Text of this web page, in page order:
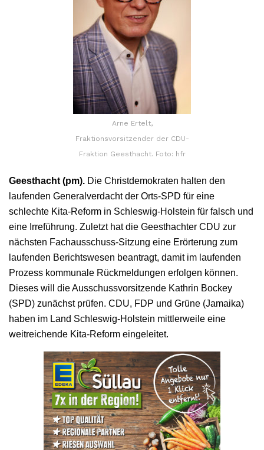
Arne Ertelt,
Fraktionsvorsitzender der CDU-
Fraktion Geesthacht. Foto: hfr
Geesthacht (pm). Die Christdemokraten halten den
laufenden Generalverdacht der Orts-SPD für eine
schlechte Kita-Reform in Schleswig-Holstein für falsch und
eine Irreführung. Zuletzt hat die Geesthachter CDU zur
nächsten Fachausschuss-Sitzung eine Erörterung zum
laufenden Berichtswesen beantragt, damit im laufenden
Prozess kommunale Rückmeldungen erfolgen können.
Dieses will die Ausschussvorsitzende Kathrin Bockey
(SPD) zunächst prüfen. CDU, FDP und Grüne (Jamaika)
haben im Land Schleswig-Holstein mittlerweile eine
weitreichende Kita-Reform eingeleitet.